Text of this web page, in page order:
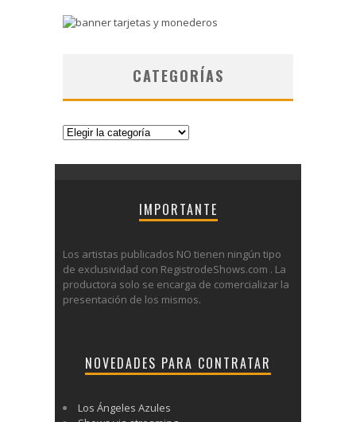
CATEGORÍAS
Categorías
IMPORTANTE
Los artistas publicados NO tienen ningún tipo
de exclusividad con RegistrodeShows.com . La
productora solo se encarga de comercializar la
presentación de los mismos.
NOVEDADES PARA CONTRATAR
Los Ángeles Azules